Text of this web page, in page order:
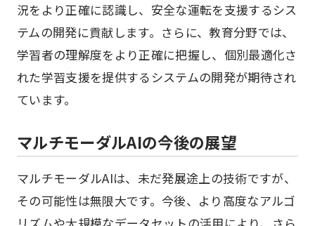
況をより正確に認識し、安全な運転を支援するシス
テムの開発に貢献します。さらに、教育分野では、
学習者の理解度をより正確に把握し、個別最適化さ
れた学習支援を提供するシステムの開発が期待され
ています。
マルチモーダルAIの今後の展望
マルチモーダルAIは、未だ発展途上の技術ですが、
その可能性は無限大です。今後、より高度なアルゴ